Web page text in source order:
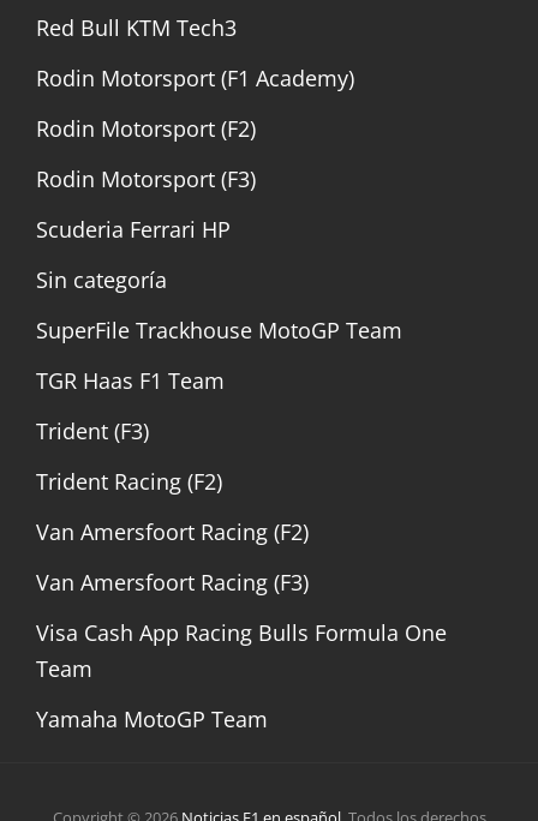
Red Bull KTM Tech3
Rodin Motorsport (F1 Academy)
Rodin Motorsport (F2)
Rodin Motorsport (F3)
Scuderia Ferrari HP
Sin categoría
SuperFile Trackhouse MotoGP Team
TGR Haas F1 Team
Trident (F3)
Trident Racing (F2)
Van Amersfoort Racing (F2)
Van Amersfoort Racing (F3)
Visa Cash App Racing Bulls Formula One
Team
Yamaha MotoGP Team